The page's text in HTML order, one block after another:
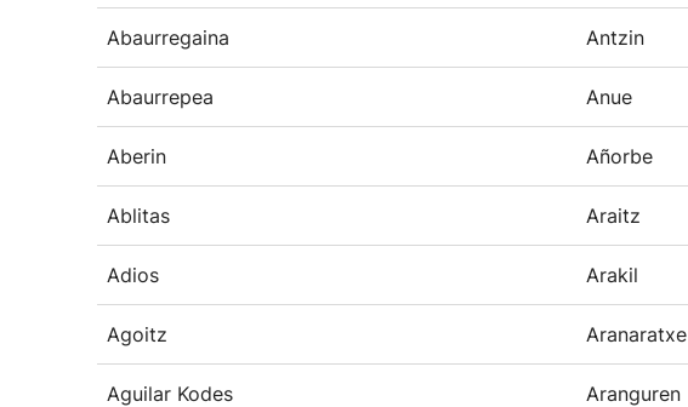
Abaurregaina Antzin
Abaurrepea Anue
Aberin Añorbe
Ablitas Araitz
Adios Arakil
Agoitz Aranaratxe
Aguilar Kodes Aranguren